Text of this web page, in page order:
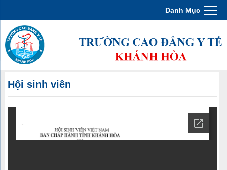
Danh Mục
Hội sinh viên